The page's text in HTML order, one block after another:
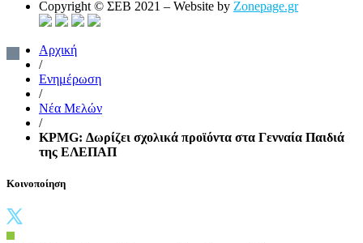
Copyright © ΣΕΒ 2021 – Website by Zonepage.gr
Αρχική
/
Ενημέρωση
/
Νέα Μελών
/
KPMG: Δωρίζει σχολικά προϊόντα στα Γενναία Παιδιά
της ΕΛΕΠΑΠ
Κοινοποίηση